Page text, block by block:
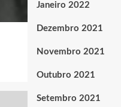
Janeiro 2022
Dezembro 2021
Novembro 2021
Outubro 2021
Setembro 2021